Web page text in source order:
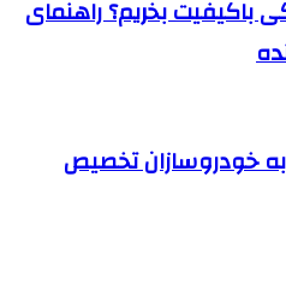
باکیفیت بخریم؟ راهنمای
به خودروسازان تخصیص